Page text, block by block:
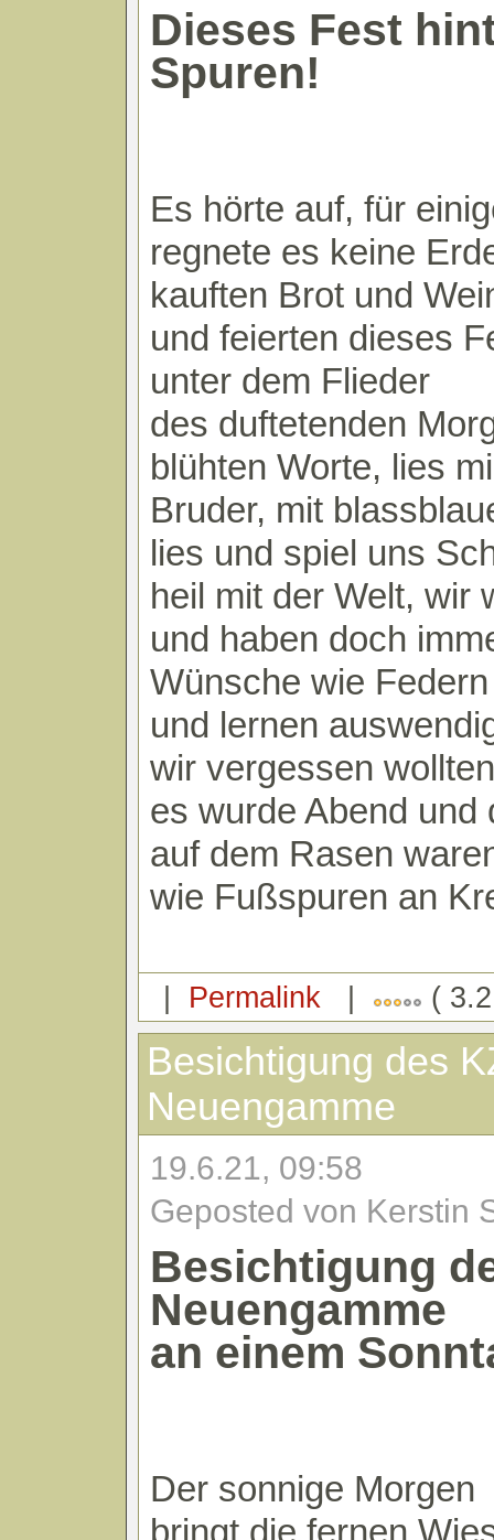
Dieses Fest
Spuren!
Es hörte auf, für
regnete es keine
kauften Brot und
und feierten dieses
unter dem Flieder
des duftetenden
blühten Worte, lies
Bruder, mit
lies und spiel uns
heil mit der Welt, wir
und haben doch
Wünsche wie
und lernen
wir vergessen
es wurde Abend und
auf dem Rasen
wie Fußspuren an
| Permalink | (
Besichtigung des
Neuengamme
19.6.21, 09:58
Geposted von Kerstin
Besichtigung
Neuengamme
an einem
Der sonnige Morgen